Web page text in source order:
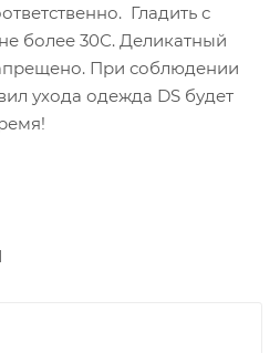
Гладить с
более 30С. Деликатный
При соблюдении
ухода одежда DS будет